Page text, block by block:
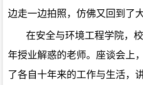
边走一边拍照，仿佛又回到了
在安全与环境工程学院，
年授业解惑的老师。座谈会上
了各自十年来的工作与生活，